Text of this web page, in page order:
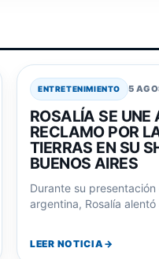
ENTRETENIMIENTO 5
ROSALÍA SE UNE
RECLAMO POR
TIERRAS EN SU
BUENOS AIRES
Durante su
argentina, Rosalía
LEER NOTICIA